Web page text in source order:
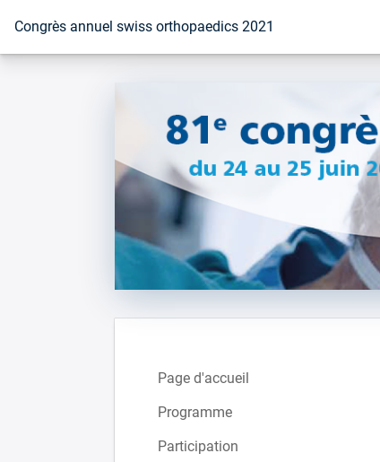
Vers la page d'accueil
Congrès annuel swiss orthopaedics 2021
Page d'accueil
Programme
Participation